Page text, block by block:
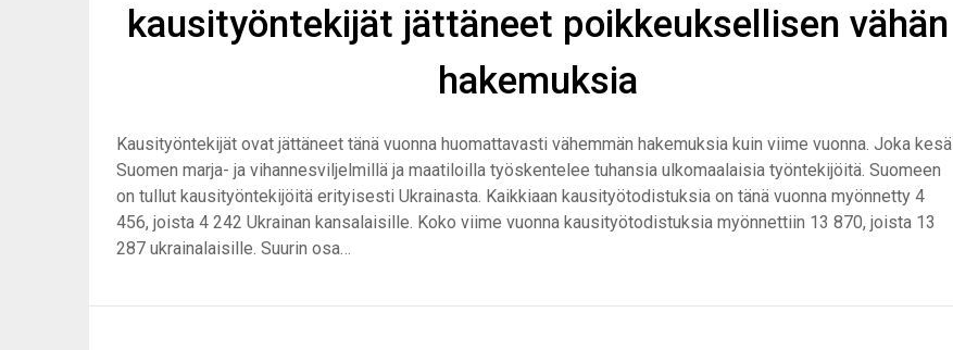
kausityöntekijät jättäneet poikkeuksellisen vähän
hakemuksia
Kausityöntekijät ovat jättäneet tänä vuonna huomattavasti vähemmän hakemuksia kuin viime vuonna. Joka kesä
Suomen marja- ja vihannesviljelmillä ja maatiloilla työskentelee tuhansia ulkomaalaisia työntekijöitä. Suomeen
on tullut kausityöntekijöitä erityisesti Ukrainasta. Kaikkiaan kausityötodistuksia on tänä vuonna myönnetty 4
456, joista 4 242 Ukrainan kansalaisille. Koko viime vuonna kausityötodistuksia myönnettiin 13 870, joista 13
287 ukrainalaisille. Suurin osa…